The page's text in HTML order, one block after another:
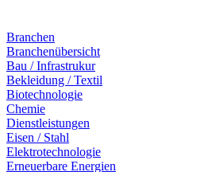
Branchen
Branchenübersicht
Bau / Infrastrukur
Bekleidung / Textil
Biotechnologie
Chemie
Dienstleistungen
Eisen / Stahl
Elektrotechnologie
Erneuerbare Energien